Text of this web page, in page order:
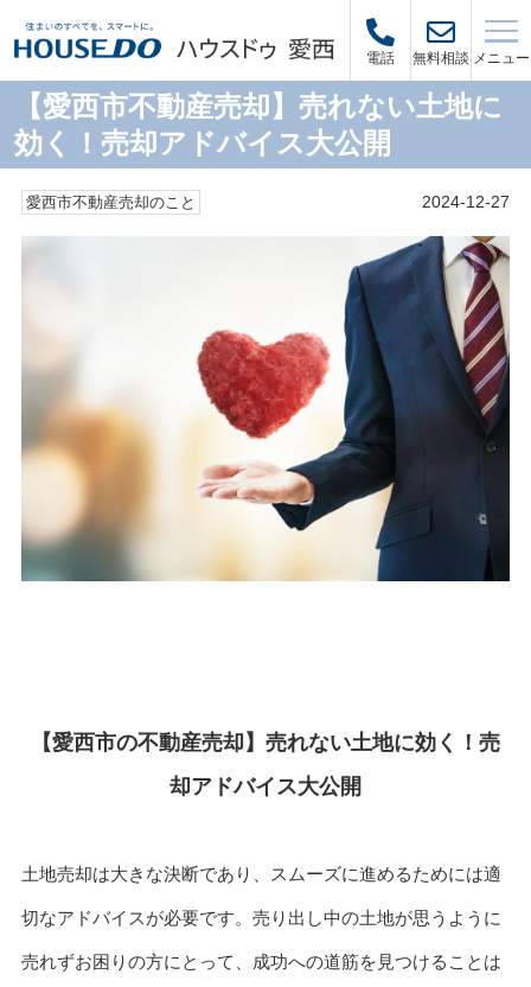
電話 無料相談 メニュー
【愛西市不動産売却】売れない土地に
効く！売却アドバイス大公開
愛西市不動産売却のこと 2024-12-27
【愛西市の不動産売却】売れない土地に効く！売
却アドバイス大公開
土地売却は大きな決断であり、スムーズに進めるためには適
切なアドバイスが必要です。売り出し中の土地が思うように
売れずお困りの方にとって、成功への道筋を見つけることは